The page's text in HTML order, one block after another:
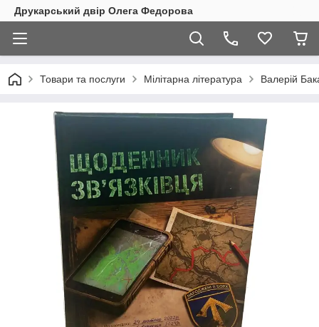
Друкарський двір Олега Федорова
Товари та послуги Мілітарна література Валерій